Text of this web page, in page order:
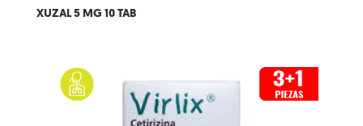
XUZAL 5 MG 10 TAB